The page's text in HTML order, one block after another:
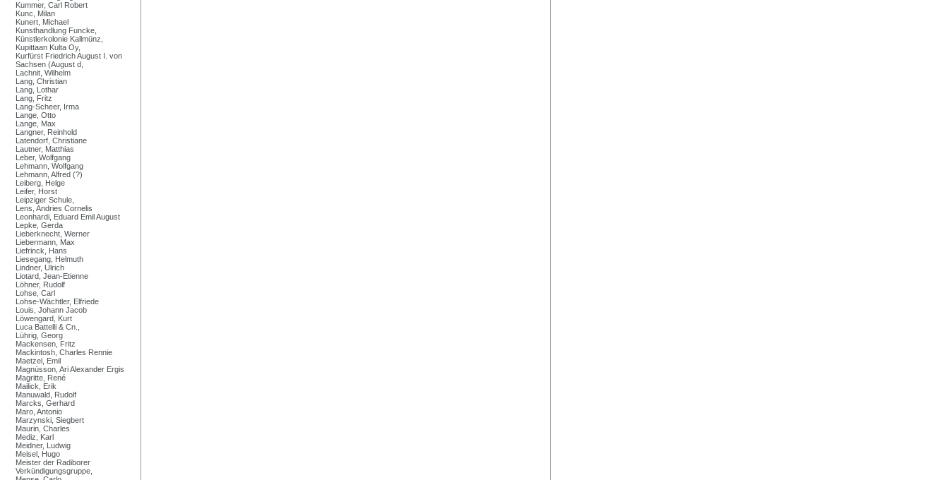
Kummer, Carl Robert
Kunc, Milan
Kunert, Michael
Kunsthandlung Funcke,
Künstlerkolonie Kallmünz,
Kupittaan Kulta Oy,
Kurfürst Friedrich August I. von
Sachsen (August d,
Lachnit, Wilhelm
Lang, Christian
Lang, Lothar
Lang, Fritz
Lang-Scheer, Irma
Lange, Otto
Lange, Max
Langner, Reinhold
Latendorf, Christiane
Lautner, Matthias
Leber, Wolfgang
Lehmann, Wolfgang
Lehmann, Alfred (?)
Leiberg, Helge
Leifer, Horst
Leipziger Schule,
Lens, Andries Cornelis
Leonhardi, Eduard Emil August
Lepke, Gerda
Lieberknecht, Werner
Liebermann, Max
Liefrinck, Hans
Liesegang, Helmuth
Lindner, Ulrich
Liotard, Jean-Etienne
Löhner, Rudolf
Lohse, Carl
Lohse-Wächtler, Elfriede
Louis, Johann Jacob
Löwengard, Kurt
Luca Battelli & Cn.,
Lührig, Georg
Mackensen, Fritz
Mackintosh, Charles Rennie
Maetzel, Emil
Magnússon, Ari Alexander Ergis
Magritte, René
Mailick, Erik
Manuwald, Rudolf
Marcks, Gerhard
Maro, Antonio
Marzynski, Siegbert
Maurin, Charles
Mediz, Karl
Meidner, Ludwig
Meisel, Hugo
Meister der Radiborer
Verkündigungsgruppe,